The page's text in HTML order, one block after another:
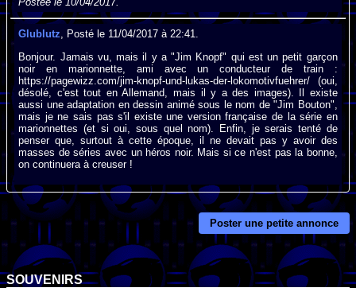
Glublutz, Posté le 11/04/2017 à 22:41.
Bonjour. Jamais vu, mais il y a "Jim Knopf" qui est un petit garçon
noir en marionnette, ami avec un conducteur de train :
https://pagewizz.com/jim-knopf-und-lukas-der-lokomotivfuehrer/ (oui,
désolé, c'est tout en Allemand, mais il y a des images). Il existe
aussi une adaptation en dessin animé sous le nom de "Jim Bouton",
mais je ne sais pas s'il existe une version française de la série en
marionnettes (et si oui, sous quel nom). Enfin, je serais tenté de
penser que, surtout à cette époque, il ne devait pas y avoir des
masses de séries avec un héros noir. Mais si ce n'est pas la bonne,
on continuera à creuser !
Poster une petite annonce
SOUVENIRS